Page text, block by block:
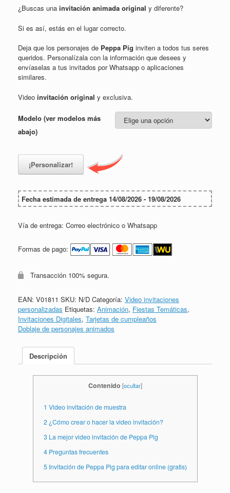
de clientes
¿Buscas una invitación animada original y diferente?
Si es así, estás en el lugar correcto.
Deja que los personajes de Peppa Pig inviten a todos tus seres
queridos. Personalízala con la información que desees y
envíaselas a tus invitados por Whatsapp o aplicaciones
similares.
Video invitación original y exclusiva.
Modelo (ver modelos más
abajo)
¡Personalizar!
Fecha estimada de entrega 14/08/2026 - 19/08/2026
Vía de entrega: Correo electrónico o Whatsapp
Formas de pago:
Transacción 100% segura.
EAN: V01811 SKU: N/D Categoría: Video invitaciones
personalizadas Etiquetas: Animación, Fiestas Temáticas,
Invitaciones Digitales, Tarjetas de cumpleaños
Doblaje de personajes animados
Descripción
Contenido [ocultar]
1 Video invitación de muestra
2¿Cómo crear o hacer la video invitación?
3La mejor video invitación de Peppa Pig
4Preguntas frecuentes
5Invitación de Peppa Pig para editar online (gratis)